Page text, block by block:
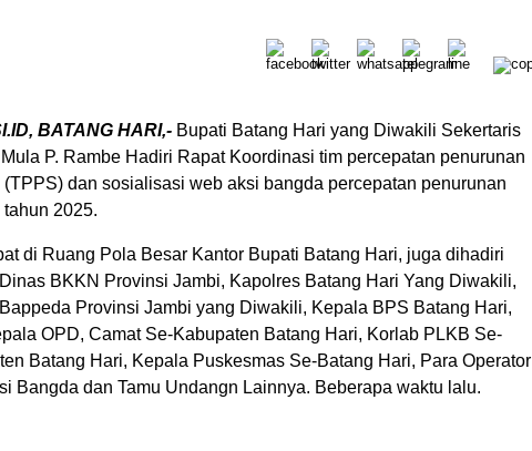
BATANG HARI,- Bupati Batang Hari yang Diwakili Sekertaris
P. Rambe Hadiri Rapat Koordinasi tim percepatan penurunan
(TPPS) dan sosialisasi web aksi bangda percepatan penurunan
2025.
di Ruang Pola Besar Kantor Bupati Batang Hari, juga dihadiri
BKKN Provinsi Jambi, Kapolres Batang Hari Yang Diwakili,
Provinsi Jambi yang Diwakili, Kepala BPS Batang Hari,
OPD, Camat Se-Kabupaten Batang Hari, Korlab PLKB Se-
Batang Hari, Kepala Puskesmas Se-Batang Hari, Para Operator
Bangda dan Tamu Undangn Lainnya. Beberapa waktu lalu.